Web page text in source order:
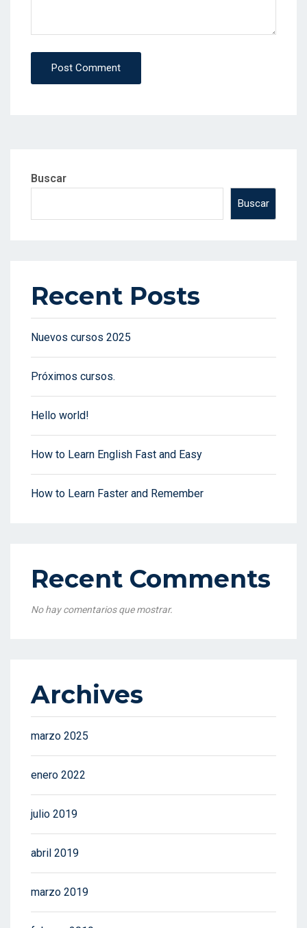
Post Comment
Buscar
Buscar
Recent Posts
Nuevos cursos 2025
Próximos cursos.
Hello world!
How to Learn English Fast and Easy
How to Learn Faster and Remember
Recent Comments
No hay comentarios que mostrar.
Archives
marzo 2025
enero 2022
julio 2019
abril 2019
marzo 2019